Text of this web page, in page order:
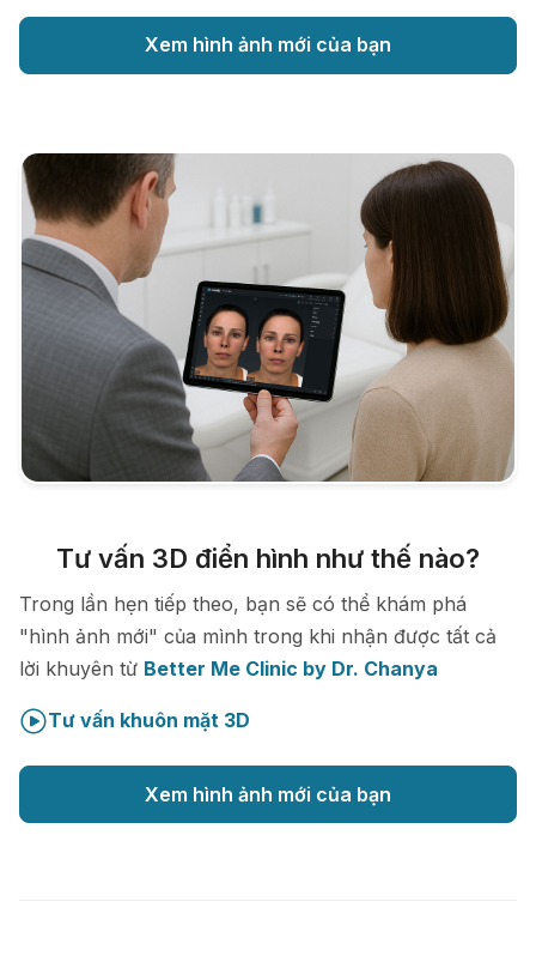
Xem hình ảnh mới của bạn
Tư vấn 3D điển hình như thế nào?
Trong lần hẹn tiếp theo, bạn sẽ có thể khám phá
"hình ảnh mới" của mình trong khi nhận được tất cả
lời khuyên từ Better Me Clinic by Dr. Chanya
Tư vấn khuôn mặt 3D
Xem hình ảnh mới của bạn